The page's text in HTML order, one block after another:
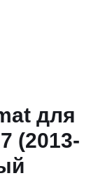
для
(2013-